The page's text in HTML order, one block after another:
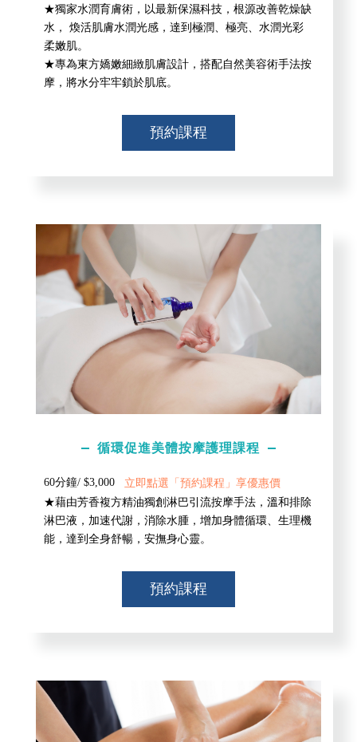
★獨家水潤育膚術，以最新保濕科技，根源改善乾燥缺
水， 煥活肌膚水潤光感，達到極潤、極亮、水潤光彩
柔嫩肌。
★專為東方嬌嫩細緻肌膚設計，搭配自然美容術手法按
摩，將水分牢牢鎖於肌底。
預約課程
循環促進美體按摩護理課程
60分鐘/ $3,000 立即點選「預約課程」享優惠價
★藉由芳香複方精油獨創淋巴引流按摩手法，溫和排除
淋巴液，加速代謝，消除水腫，增加身體循環、生理機
能，達到全身舒暢，安撫身心靈。
預約課程